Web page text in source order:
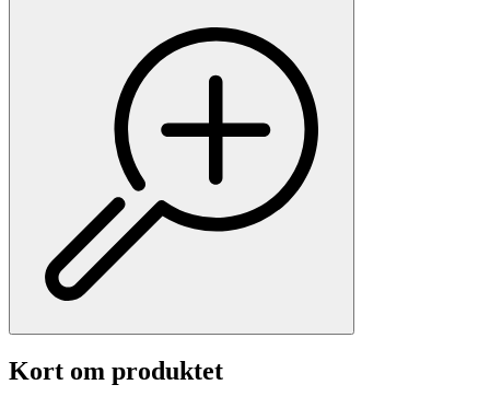
Kort om produktet